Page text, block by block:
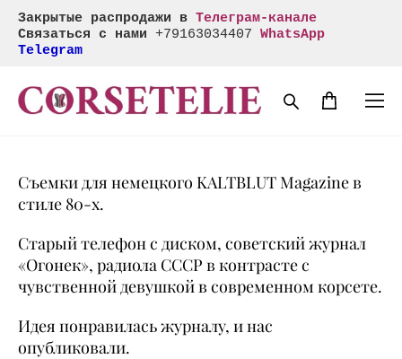
Закрытые распродажи в Телеграм-канале
Связаться с нами +79163034407
WhatsApp
Telegram
Съемки для немецкого KALTBLUT Magazine в
стиле 80-х.
Старый телефон с диском, советский журнал
«Огонек», радиола СССР в контрасте с
чувственной девушкой в современном корсете.
Идея понравилась журналу, и нас
опубликовали.